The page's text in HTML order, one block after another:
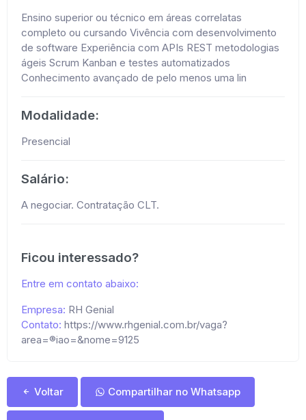
Ensino superior ou técnico em áreas correlatas
completo ou cursando Vivência com desenvolvimento
de software Experiência com APIs REST metodologias
ágeis Scrum Kanban e testes automatizados
Conhecimento avançado de pelo menos uma lin
Modalidade:
Presencial
Salário:
A negociar. Contratação CLT.
Ficou interessado?
Entre em contato abaixo:
Empresa: RH Genial
Contato: https://www.rhgenial.com.br/vaga?
area=®iao=&nome=9125
Voltar Compartilhar no Whatsapp